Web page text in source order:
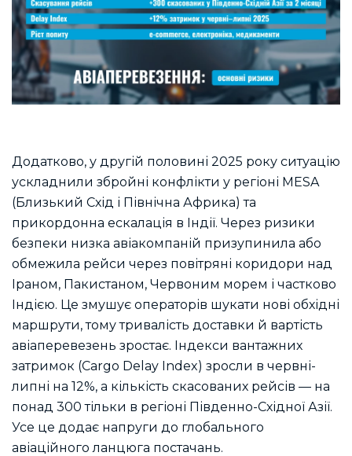
Додатково, у другій половині 2025 року ситуацію
ускладнили збройні конфлікти у регіоні MESA
(Близький Схід і Північна Африка) та
прикордонна ескалація в Індії. Через ризики
безпеки низка авіакомпаній призупинила або
обмежила рейси через повітряні коридори над
Іраном, Пакистаном, Червоним морем і частково
Індією. Це змушує операторів шукати нові обхідні
маршрути, тому тривалість доставки й вартість
авіаперевезень зростає. Індекси вантажних
затримок (Cargo Delay Index) зросли в червні-
липні на 12%, а кількість скасованих рейсів — на
понад 300 тільки в регіоні Південно-Східної Азії.
Усе це додає напруги до глобального
авіаційного ланцюга постачань.